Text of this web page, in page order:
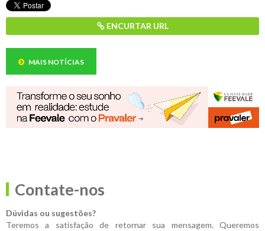
ENCURTAR URL
MAIS NOTÍCIAS
Contate-nos
Dúvidas ou sugestões?
Teremos a satisfação de retornar sua mensagem. Queremos